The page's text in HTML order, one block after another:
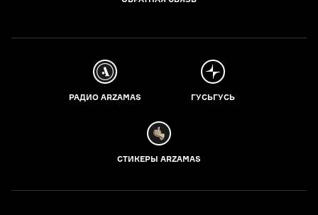
РАДИО ARZAMAS ГУСЬГУСЬ
СТИКЕРЫ ARZAMAS